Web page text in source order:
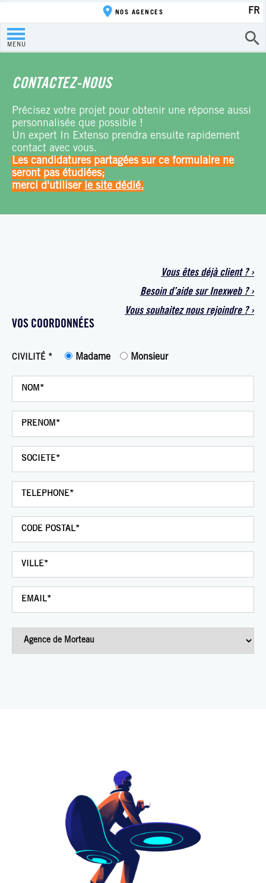
MENU
NOS AGENCES FR
CONTACTEZ-NOUS
Précisez votre projet pour obtenir une réponse aussi
personnalisée que possible !
Un expert In Extenso prendra ensuite rapidement
contact avec vous.
Les candidatures partagées sur ce formulaire ne
seront pas étudiées;
merci d'utiliser le site dédié.
Vous êtes déjà client? ›
Besoin d’aide surInexweb? ›
Vous souhaiteznous rejoindre ? ›
VOS COORDONNÉES
CIVILITÉ * Madame Monsieur